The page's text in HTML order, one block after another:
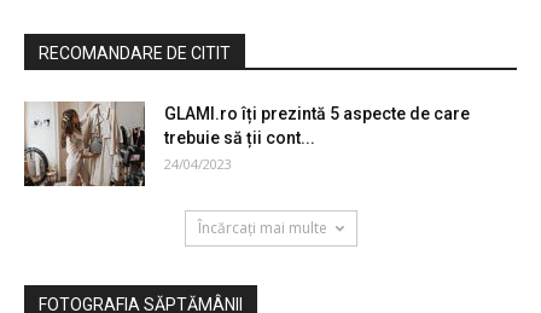
RECOMANDARE DE CITIT
GLAMI.ro îți prezintă 5 aspecte de care
trebuie să ții cont...
24/04/2023
Încărcați mai multe
FOTOGRAFIA SĂPTĂMÂNII